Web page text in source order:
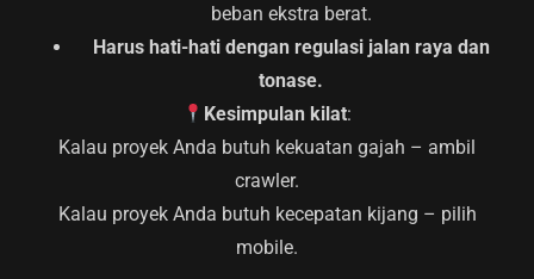
beban ekstra berat.
Harus hati-hati dengan regulasi jalan raya dan
tonase.
Kesimpulan kilat:
Kalau proyek Anda butuh kekuatan gajah – ambil
crawler.
Kalau proyek Anda butuh kecepatan kijang – pilih
mobile.